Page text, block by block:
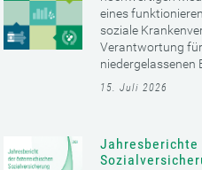
eines
soziale
Verantwortung
niedergelassenen
15. Juli 2026